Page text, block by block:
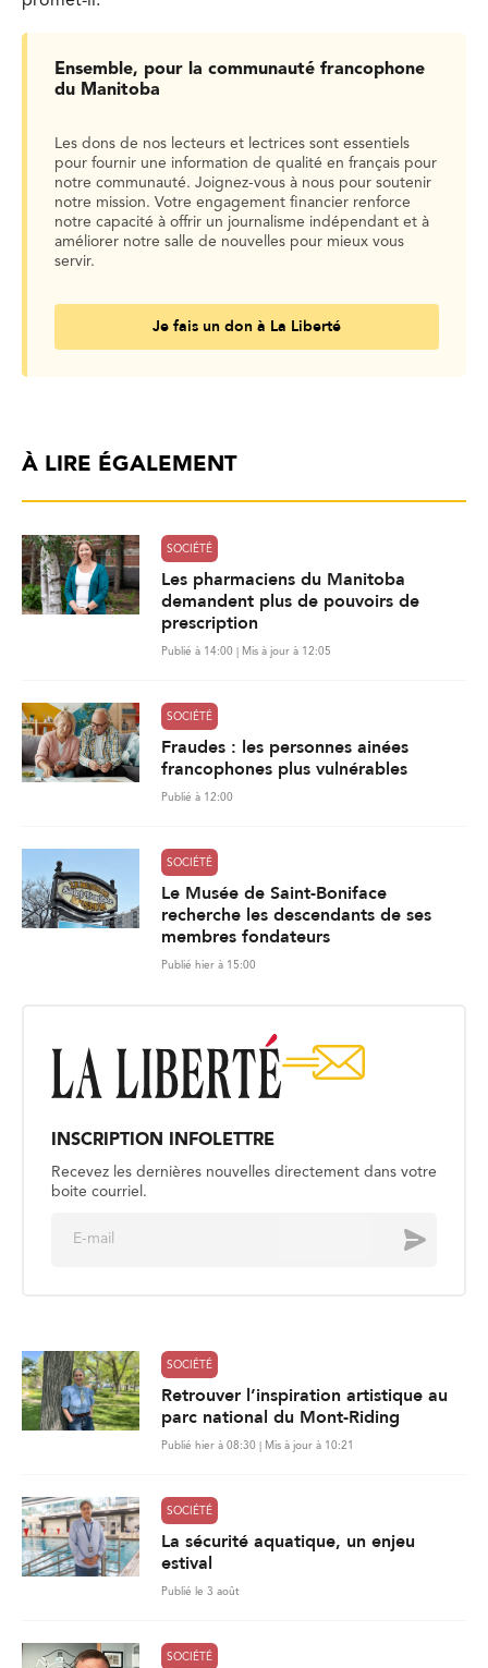
Ensemble, pour la communauté francophone
du Manitoba
Les dons de nos lecteurs et lectrices sont essentiels
pour fournir une information de qualité en français pour
notre communauté. Joignez-vous à nous pour soutenir
notre mission. Votre engagement financier renforce
notre capacité à offrir un journalisme indépendant et à
améliorer notre salle de nouvelles pour mieux vous
servir.
Je fais un don à La Liberté
À LIRE ÉGALEMENT
SOCIÉTÉ
Les pharmaciens du Manitoba
demandent plus de pouvoirs de
prescription
Publié à 14:00 | Mis à jour à 12:05
SOCIÉTÉ
Fraudes : les personnes ainées
francophones plus vulnérables
Publié à 12:00
SOCIÉTÉ
Le Musée de Saint-Boniface
recherche les descendants de ses
membres fondateurs
Publié hier à 15:00
INSCRIPTION INFOLETTRE
Recevez les dernières nouvelles directement dans votre
boite courriel.
Envoyer
SOCIÉTÉ
Retrouver l’inspiration artistique au
parc national du Mont-Riding
Publié hier à 08:30 | Mis à jour à 10:21
SOCIÉTÉ
La sécurité aquatique, un enjeu
estival
Publié le 3 août
SOCIÉTÉ